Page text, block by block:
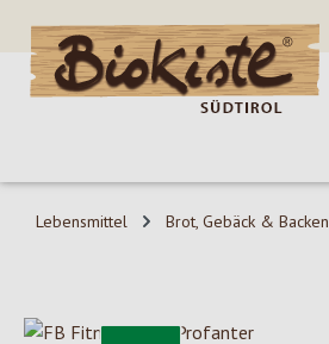
Hauptinhalt springen
Zur Suche springen
Zur Hauptnavigation springen
Lebensmittel Brot, Gebäck & Backen
Bildergalerie überspringen